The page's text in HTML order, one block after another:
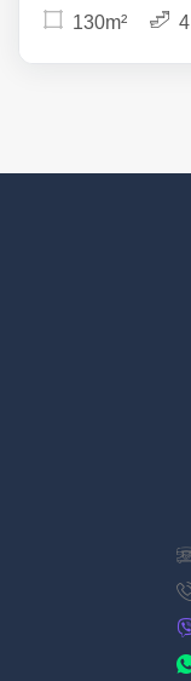
130m² 4